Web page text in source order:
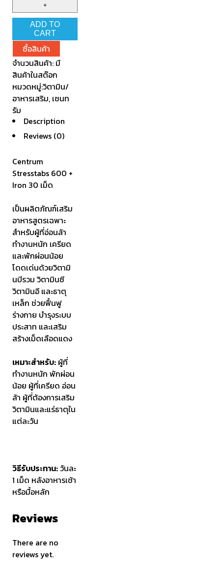
ADD TO
CART
ซื้อสินค้า
จำนวนสินค้า: มี
สินค้าในสต๊อก
หมวดหมู่:วิตามิน/
อาหารเสริม, เซนท
รัม
Description
Reviews (0)
Centrum
Stresstabs 600 +
Iron 30 เม็ด
เป็นผลิตภัณฑ์เสริม
อาหารสูตรเฉพาะ
สำหรับผู้ที่อ่อนล้า
ทำงานหนัก เครียด
และพักผ่อนน้อย
โดดเด่นด้วยวิตามิ
นบีรวม วิตามินซี
วิตามินอี และธาตุ
เหล็ก ช่วยฟื้นฟู
ร่างกาย บำรุงระบบ
ประสาท และเสริม
สร้างเม็ดเลือดแดง
เหมาะสำหรับ: ผู้ที่
ทำงานหนัก พักผ่อน
น้อย ผู้ที่เครียด อ่อน
ล้า ผู้ที่ต้องการเสริม
วิตามินและแร่ธาตุใน
แต่ละวัน
วิธีรับประทาน: วันละ
1 เม็ด หลังอาหารเช้า
หรือมื้อหลัก
Reviews
There are no
reviews yet.